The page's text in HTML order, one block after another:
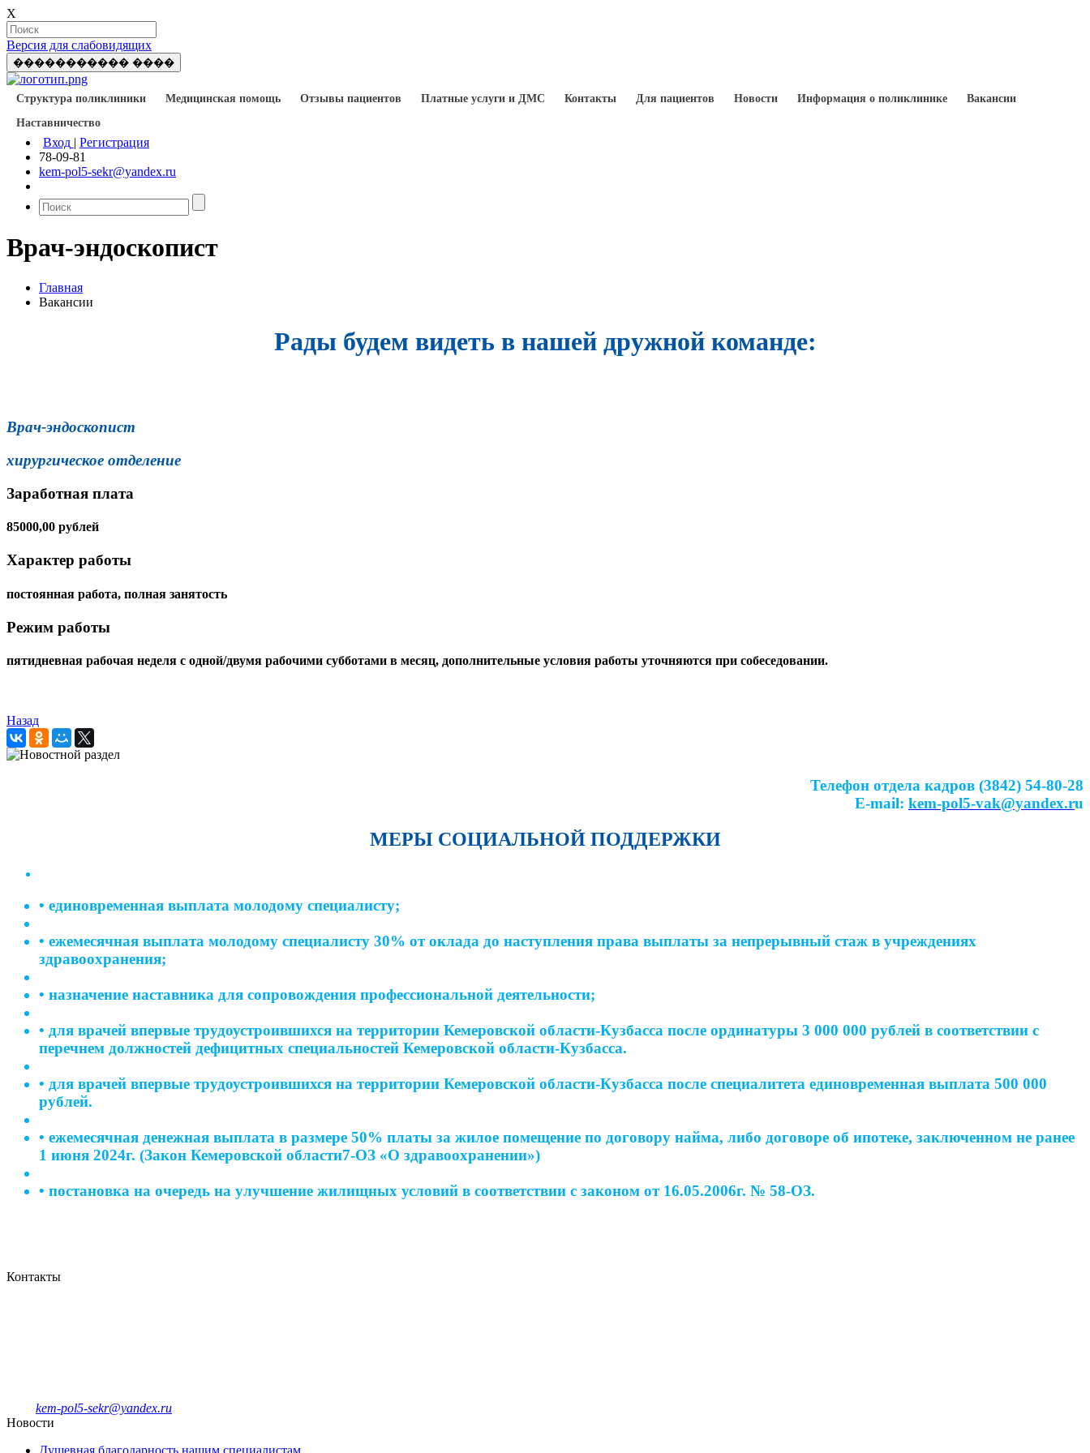
X
Версия для слабовидящих
����������� ����
Структура поликлиники Медицинская помощь Отзывы пациентов Платные услуги и ДМС Контакты Для пациентов Новости Информация о поликлинике
Вакансии
Наставничество
Вход | Регистрация
78-09-81
kem-pol5-sekr@yandex.ru
Врач-эндоскопист
Главная
Вакансии
Рады будем видеть в нашей дружной команде:
Врач-эндоскопист
хирургическое отделение
Заработная плата
85000,00 рублей
Характер работы
постоянная работа, полная занятость
Режим работы
пятидневная рабочая неделя с одной/двумя рабочими субботами в месяц, дополнительные условия работы уточняются при собеседовании.
Назад
Телефон отдела кадров (3842) 54-80-28
E-mail: kem-pol5-vak@yandex.ru
МЕРЫ СОЦИАЛЬНОЙ ПОДДЕРЖКИ
• единовременная выплата молодому специалисту;
• ежемесячная выплата молодому специалисту 30% от оклада до наступления права выплаты за непрерывный стаж в учреждениях
здравоохранения;
• назначение наставника для сопровождения профессиональной деятельности;
• для врачей впервые трудоустроившихся на территории Кемеровской области-Кузбасса после ординатуры 3 000 000 рублей в соответствии с
перечнем должностей дефицитных специальностей Кемеровской области-Кузбасса.
• для врачей впервые трудоустроившихся на территории Кемеровской области-Кузбасса после специалитета единовременная выплата 500 000
рублей.
• ежемесячная денежная выплата в размере 50% платы за жилое помещение по договору найма, либо договоре об ипотеке, заключенном не ранее
1 июня 2024г. (Закон Кемеровской области7-ОЗ «О здравоохранении»)
• постановка на очередь на улучшение жилищных условий в соответствии с законом от 16.05.2006г. № 58-ОЗ.
Контакты
kem-pol5-sekr@yandex.ru
Новости